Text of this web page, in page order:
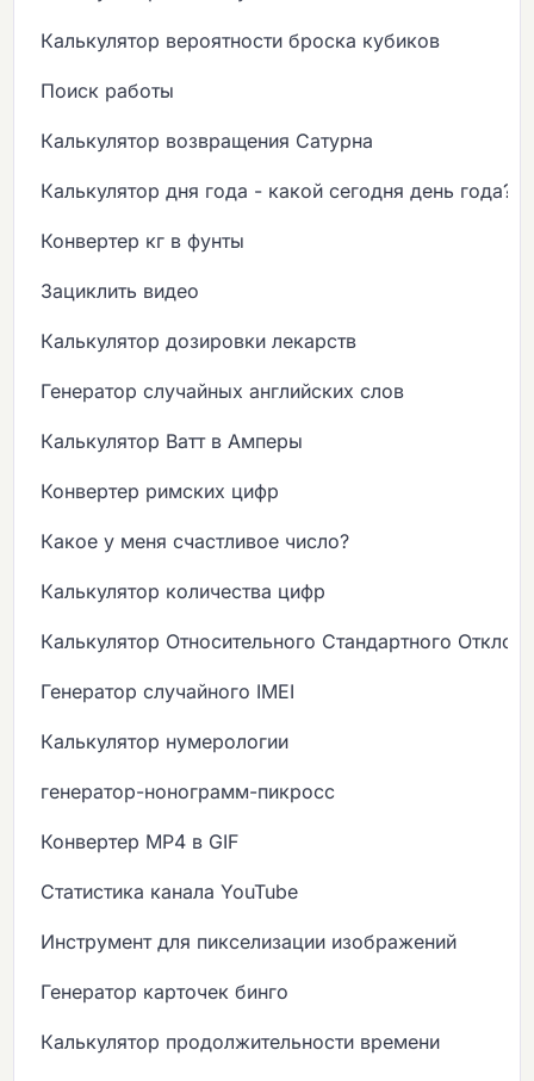
Калькулятор вероятности броска кубиков
Поиск работы
Калькулятор возвращения Сатурна
Калькулятор дня года - какой сегодня день года?
Конвертер кг в фунты
Зациклить видео
Калькулятор дозировки лекарств
Генератор случайных английских слов
Калькулятор Ватт в Амперы
Конвертер римских цифр
Какое у меня счастливое число?
Калькулятор количества цифр
Калькулятор Относительного Стандартного
Генератор случайного IMEI
Калькулятор нумерологии
генератор-нонограмм-пикросс
Конвертер MP4 в GIF
Статистика канала YouTube
Инструмент для пикселизации изображений
Генератор карточек бинго
Калькулятор продолжительности времени